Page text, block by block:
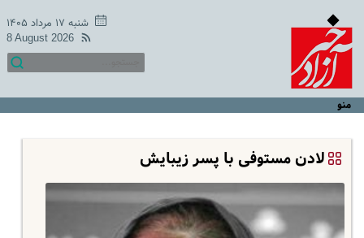
شنبه ۱۷ مرداد ۱۴۰۵
8 August 2026
منو
لادن مستوفی با پسر زیبایش